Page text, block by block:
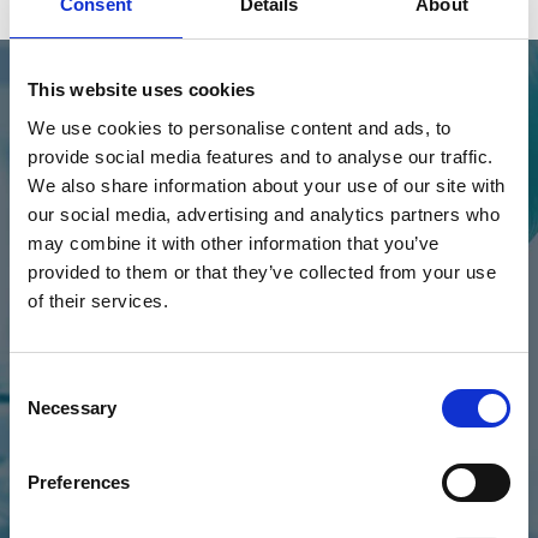
Consent Details About
This website uses cookies
We use cookies to personalise content and ads, to
provide social media features and to analyse our traffic.
We also share information about your use of our site with
our social media, advertising and analytics partners who
may combine it with other information that you’ve
provided to them or that they’ve collected from your use
of their services.
Selection
Necessary
Preferences
“In den 18 Jahren, in denen ich in meinem
einen Anbieter erlebt, der sich so gut um
seine Kunden kümmert wie das Esker-Team.
Sie gehen immer einen Schritt weiter und
unterstützen ständig unsere Anforderungen.”
Account Coordinator Sr. Supervisor, LifeNet Health